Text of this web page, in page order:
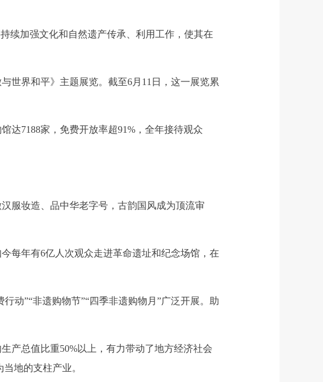
加强文化和自然遗产传承、利用工作，使其在
界和平》主题展览。截至6月11日，这一展览累
7188家，免费开放率超91%，全年接待观众
妆造、品中华老字号，古韵国风成为顶流审
年有6亿人次观众走进革命遗址和纪念场馆，在
动”“非遗购物节”“四季非遗购物月”广泛开展。助
总值比重50%以上，有力带动了地方经济社会
地的支柱产业。